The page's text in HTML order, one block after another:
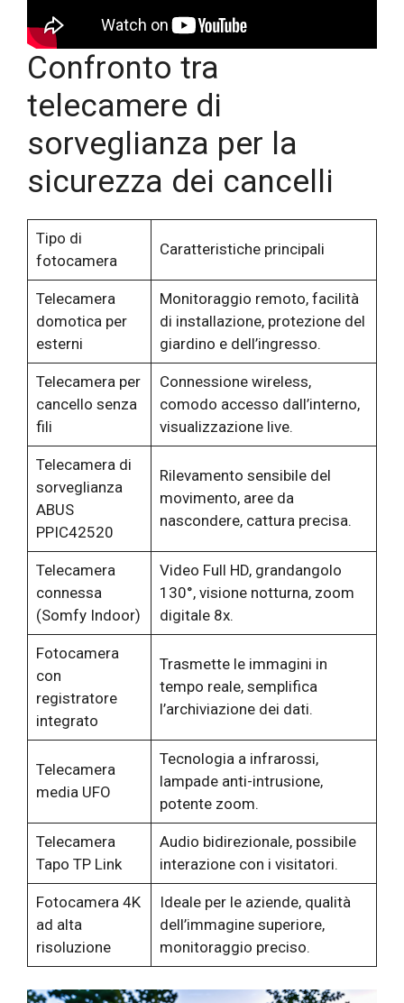
Confronto tra
telecamere di
sorveglianza per la
sicurezza dei cancelli
Tipo di
fotocamera
Caratteristiche principali
Telecamera
domotica per
esterni
Monitoraggio remoto, facilità
di installazione, protezione del
giardino e dell’ingresso.
Telecamera per
cancello senza
fili
Connessione wireless,
comodo accesso dall’interno,
visualizzazione live.
Telecamera di
sorveglianza
ABUS
PPIC42520
Rilevamento sensibile del
movimento, aree da
nascondere, cattura precisa.
Telecamera
connessa
(Somfy Indoor)
Video Full HD, grandangolo
130°, visione notturna, zoom
digitale 8x.
Fotocamera
con
registratore
integrato
Trasmette le immagini in
tempo reale, semplifica
l’archiviazione dei dati.
Telecamera
media UFO
Tecnologia a infrarossi,
lampade anti-intrusione,
potente zoom.
Telecamera
Tapo TP Link
Audio bidirezionale, possibile
interazione con i visitatori.
Fotocamera 4K
ad alta
risoluzione
Ideale per le aziende, qualità
dell’immagine superiore,
monitoraggio preciso.